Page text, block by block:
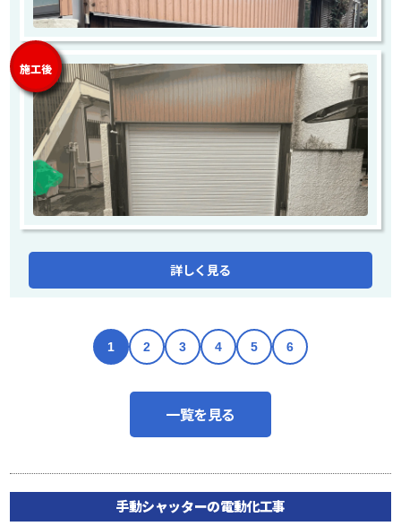
施工後
詳しく見る
1 2 3 4 5 6
一覧を見る
手動シャッターの電動化工事